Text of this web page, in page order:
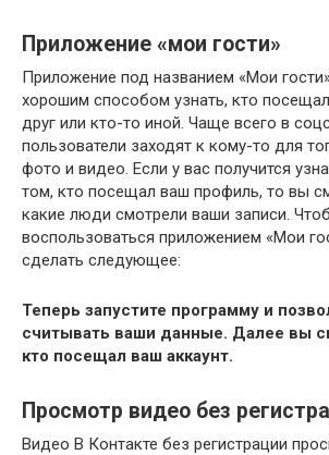
Приложение «мои гости»
Приложение под названием «Мои
хорошим способом узнать, кто
друг или кто-то иной. Чаще всего в
пользователи заходят к кому-то для
фото и видео. Если у вас получится
том, кто посещал ваш профиль, то вы
какие люди смотрели ваши записи.
воспользоваться приложением «Мои
сделать следующее:
Теперь запустите программу и
считывать ваши данные. Далее вы
кто посещал ваш аккаунт.
Просмотр видео без
Видео В Контакте без регистрации